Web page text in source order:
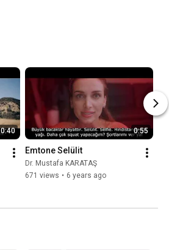
0:40 0:55
Emtone Selülit
Dr. Mustafa KARATAŞ
671 views • 6 years ago